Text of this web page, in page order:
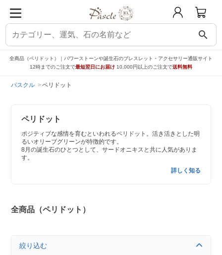
search
全商品（ペリドット）｜パワーストーンや誕生石のブレスレット・アクセサリー通販サイト
12時までのご注文で最短翌日にお届け 10,000円以上のご注文で送料無料
パスクル ペリドット
ペリドット
ポジティブな感情を育むといわれるペリドット。活き活きとした明
るいオリーブグリーンが特徴的です。
8月の誕生石のひとつとして、サードオニキスと共に人気がありま
す。
詳しく知る
全商品（ペリドット）
絞り込む